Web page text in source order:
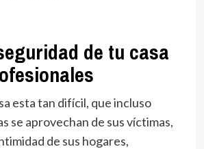
de tu casa
esta tan difícil, que incluso
se aprovechan de sus víctimas,
de sus hogares,